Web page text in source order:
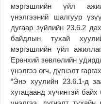
мэргэшлийн үйл
үнэлгээний шалгуур
дугаар зүйлийн 23.6.2
байдлын тухай
мэргэшлийн үйл
Ерөнхий зөвлөлийн
үнэлгээ өгч, дүгнэлт
“Энэ хуулийн 23.6.1-д
хугацаанд хүчинтэй